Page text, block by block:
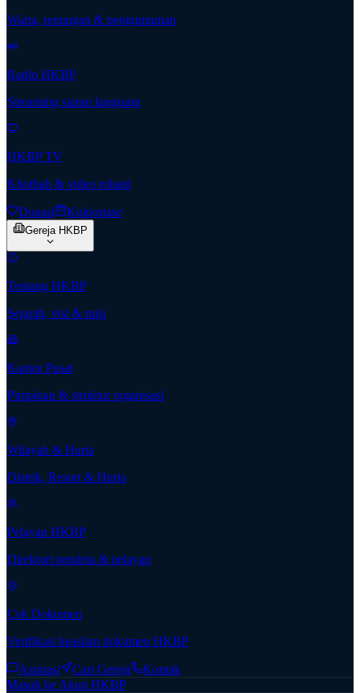
Warta, renungan & pengumuman
Radio HKBP
Streaming siaran langsung
HKBP TV
Khotbah & video rohani
Donasi Kolportase
Gereja HKBP
Tentang HKBP
Sejarah, visi & misi
Kantor Pusat
Pimpinan & struktur organisasi
Wilayah & Huria
Distrik, Resort & Huria
Pelayan HKBP
Direktori pendeta & pelayan
Cek Dokumen
Verifikasi keaslian dokumen HKBP
Aspirasi Cari Gereja
Kontak
Masuk ke Akun HKBP